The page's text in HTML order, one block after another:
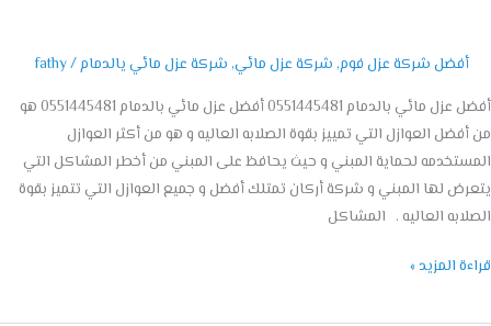
أفضل شركة عزل فوم,شركة عزل مائي,شركة عزل مائي يالدمام/
fathy
أفضل عزل مائي بالدمام 0551445481 أفضل عزل مائي بالدمام 0551445481 هو
العوازل التي تمييز بقوة الصلابه العاليه و هو من أكثر العوازل
لحماية المبني و حيث يحافظ على المبني من أخطر المشاكل التي
لها المبني و شركة أركان تمتلك أفضل و جميع العوازل التي تتميز بقوة
العاليه . المشاكل
المزيد »